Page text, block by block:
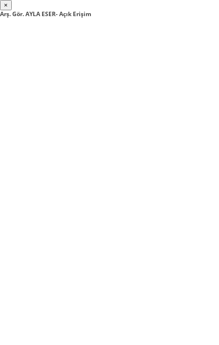
×
Arş. Gör. AYLA ESER- Açık Erişim